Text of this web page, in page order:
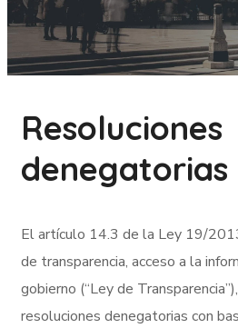
Resoluciones
denegatorias
El artículo 14.3 de la Ley 19/
de transparencia, acceso a la
gobierno (“Ley de
resoluciones denegatorias con